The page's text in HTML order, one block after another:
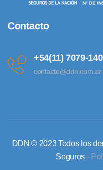
Contacto
+54(11) 7079-
contacto@ddn.com.ar
DDN © 2023 Todos los
Seguros -